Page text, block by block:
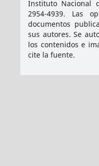
Instituto Nacional
2954-4939. Las
documentos
sus autores. Se
los contenidos e
cite la fuente.